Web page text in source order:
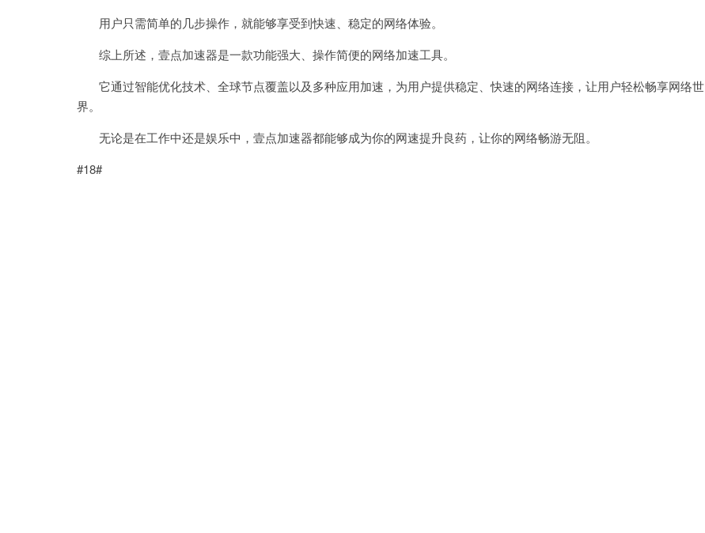
用户只需简单的几步操作，就能够享受到快速、稳定的网络体验。
综上所述，壹点加速器是一款功能强大、操作简便的网络加速工具。
它通过智能优化技术、全球节点覆盖以及多种应用加速，为用户提供稳定、快速的网络连接，让用户轻松畅享网络世
界。
无论是在工作中还是娱乐中，壹点加速器都能够成为你的网速提升良药，让你的网络畅游无阻。
#18#